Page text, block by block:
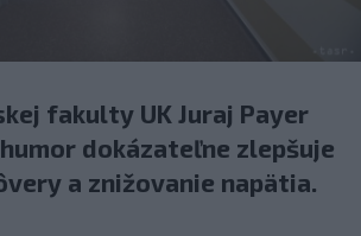
fakulty UK Juraj Payer
dokázateľne zlepšuje
a znižovanie napätia.